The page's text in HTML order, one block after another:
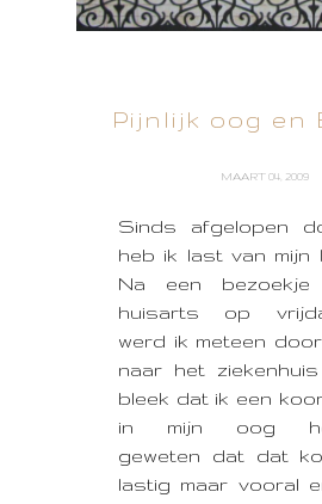
Pijnlijk oog en
MAART 04, 2009
Sinds afgelopen
heb ik last van mijn
Na een
huisarts op
werd ik meteen
naar het
bleek dat ik een
in mijn oog
geweten dat dat
lastig maar vooral